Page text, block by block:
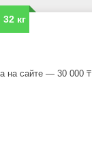
кг
на сайте — 30 000 ₸